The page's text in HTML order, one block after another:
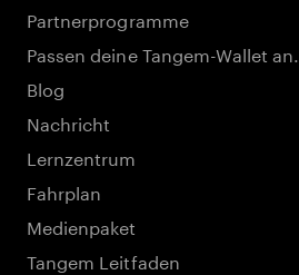
Partnerprogramme
Passen deine Tangem-Wallet an.
Blog
Nachricht
Lernzentrum
Fahrplan
Medienpaket
Tangem Leitfaden